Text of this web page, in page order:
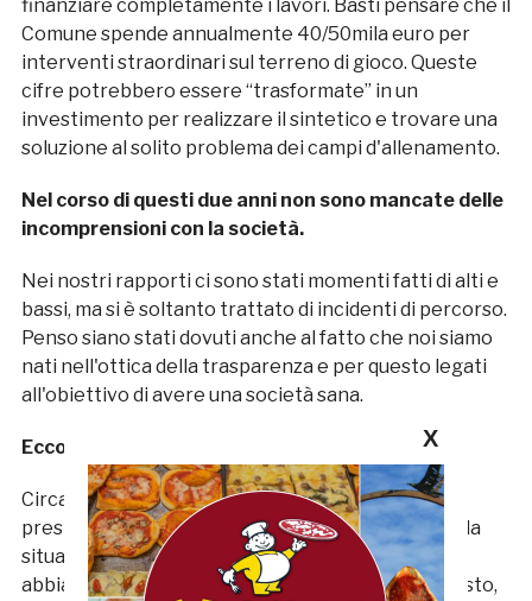
finanziare completamente i lavori. Basti pensare che il
Comune spende annualmente 40/50mila euro per
interventi straordinari sul terreno di gioco. Queste
cifre potrebbero essere “trasformate” in un
investimento per realizzare il sintetico e trovare una
soluzione al solito problema dei campi d'allenamento.
Nel corso di questi due anni non sono mancate delle
incomprensioni con la società.
Nei nostri rapporti ci sono stati momenti fatti di alti e
bassi, ma si è soltanto trattato di incidenti di percorso.
Penso siano stati dovuti anche al fatto che noi siamo
nati nell'ottica della trasparenza e per questo legati
all'obiettivo di avere una società sana.
Ecco, la Samb ad oggi è una società sana?
Circa 20 giorni fa abbiamo avuto un incontro con i
presidenti Bucci e Moneti che ci hanno mostrato la
situazione contabile della Samb. Attualmente
abbiamo a che fare con un club che ha i conti a posto,
X